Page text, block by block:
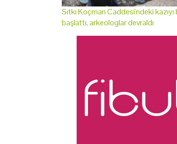
Sıtkı Koçman Caddesi'ndeki
başlattı, arkeologlar devraldı